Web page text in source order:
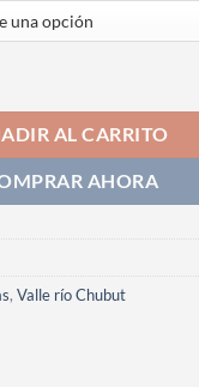
AL CARRITO
AHORA
, Valle río Chubut